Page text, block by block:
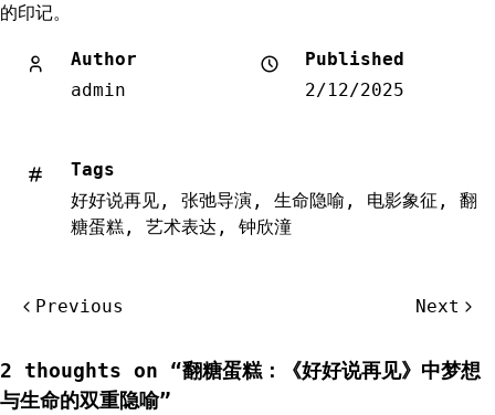
的印记。
Author
admin
Published
2/12/2025
Tags
好好说再见 , 张弛导演 , 生命隐喻 , 电影象征 , 翻
糖蛋糕 , 艺术表达 , 钟欣潼
航
Previous Next
2 thoughts on “翻糖蛋糕：《好好说再见》中梦想
与生命的双重隐喻”